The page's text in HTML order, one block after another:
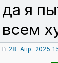
да я
всем
28-Апр-2025